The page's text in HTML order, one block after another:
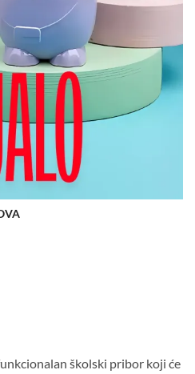
školski pribor koji će